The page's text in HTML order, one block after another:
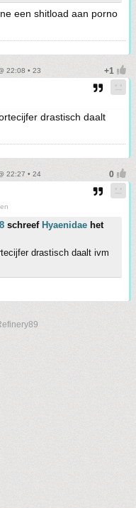
een shitload aan porno
22:08 • 23
drastisch daalt
22:27 • 24
schreef Hyaenidae het
drastisch daalt ivm